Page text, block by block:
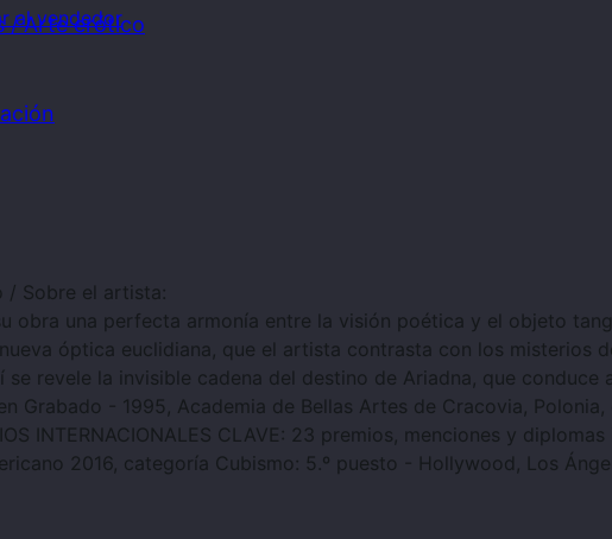
/ Arte erótico
al vendedor
/ Sobre el artista:
obra una perfecta armonía entre la visión poética y el objeto
óptica euclidiana, que el artista contrasta con los
revele la invisible cadena del destino de Ariadna, que
Grabado - 1995, Academia de Bellas Artes de Cracovia,
INTERNACIONALES CLAVE: 23 premios, menciones y
2016, categoría Cubismo: 5.º puesto - Hollywood, Los